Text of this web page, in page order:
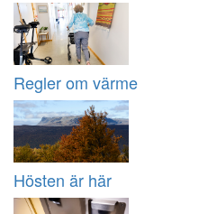
Regler om värme
Hösten är här